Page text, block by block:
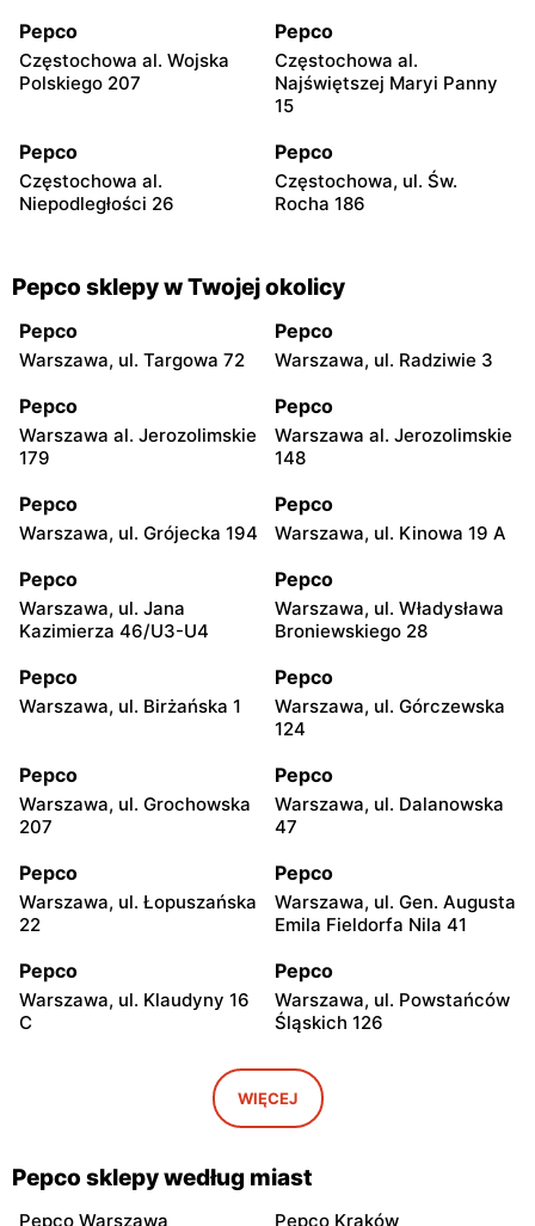
Pepco
Częstochowa al. Wojska
Polskiego 207
Pepco
Częstochowa al.
Najświętszej Maryi Panny
15
Pepco
Częstochowa al.
Niepodległości 26
Pepco
Częstochowa, ul. Św.
Rocha 186
Pepco sklepy w Twojej okolicy
Pepco
Warszawa, ul. Targowa 72
Pepco
Warszawa, ul. Radziwie 3
Pepco
Warszawa al. Jerozolimskie
179
Pepco
Warszawa al. Jerozolimskie
148
Pepco
Warszawa, ul. Grójecka 194
Pepco
Warszawa, ul. Kinowa 19 A
Pepco
Warszawa, ul. Jana
Kazimierza 46/U3-U4
Pepco
Warszawa, ul. Władysława
Broniewskiego 28
Pepco
Warszawa, ul. Birżańska 1
Pepco
Warszawa, ul. Górczewska
124
Pepco
Warszawa, ul. Grochowska
207
Pepco
Warszawa, ul. Dalanowska
47
Pepco
Warszawa, ul. Łopuszańska
22
Pepco
Warszawa, ul. Gen. Augusta
Emila Fieldorfa Nila 41
Pepco
Warszawa, ul. Klaudyny 16
C
Pepco
Warszawa, ul. Powstańców
Śląskich 126
Warszawa, ul. Wrocławska
Pepco
Warszawa, ul. Świetlików 8
Pepco
Warszawa, ul. Rembielińska
20
Pepco
11
WIĘCEJ
Pepco sklepy według miast
Pepco Warszawa
Pepco Kraków